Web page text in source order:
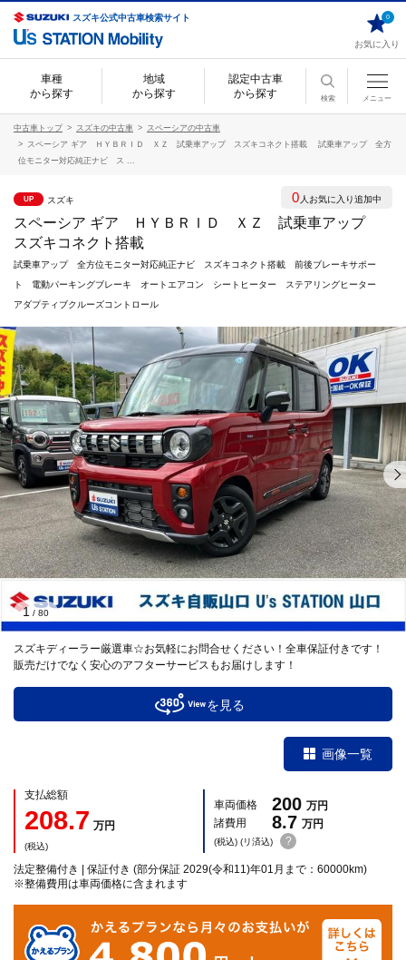
スズキ公式中古車検索サイト
お気に入り
0
車種
から探す
地域
から探す
認定中古車
から探す
検索 メニュー
中古車トップ スズキの中古車
スペーシアの中古車
スペーシア ギア ＨＹＢＲＩＤ ＸＺ 試乗車アップ スズキコネクト搭載 試乗車アップ 全方
位モニター対応純正ナビ ス ...
UP スズキ
スペーシア ギア ＨＹＢＲＩＤ ＸＺ 試乗車アップ
スズキコネクト搭載
試乗車アップ 全方位モニター対応純正ナビ スズキコネクト搭載 前後ブレーキサポー
ト 電動パーキングブレーキ オートエアコン シートヒーター ステアリングヒーター
アダプティブクルーズコントロール
スズキディーラー厳選車☆お気軽にお問合せください！全車保証付きです！
販売だけでなく安心のアフターサービスもお届けします！
1 / 80
を見る
画像一覧
支払総額
208.7 万円
(税込)
車両価格 200 万円
諸費用
8.7 万円
(税込) (リ済込) ?
法定整備付き | 保証付き (部分保証 2029(令和11)年01月まで：60000km)
※整備費用は車両価格に含まれます
0 人お気に入り追加中